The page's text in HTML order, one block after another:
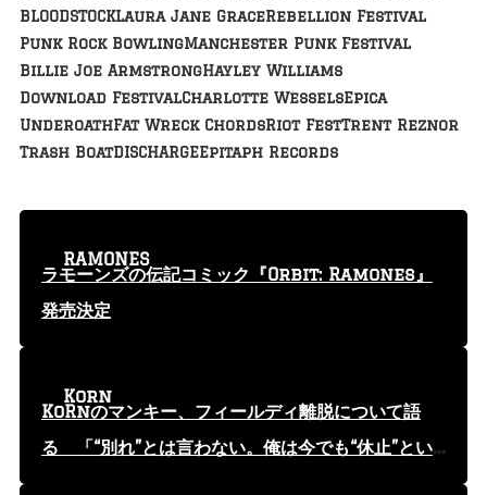
BLOODSTOCKLaura Jane GraceRebellion Festival
Punk Rock BowlingManchester Punk Festival
Billie Joe ArmstrongHayley Williams
Download FestivalCharlotte WesselsEpica
UnderoathFat Wreck ChordsRiot FestTrent Reznor
Trash BoatDISCHARGEEpitaph Records
ラモーンズの伝記コミック『Orbit: Ramones』
発売決定
RAMONES
KoRnのマンキー、フィールディ離脱について語
る 「“別れ”とは言わない。俺は今でも“休止”とい
Korn